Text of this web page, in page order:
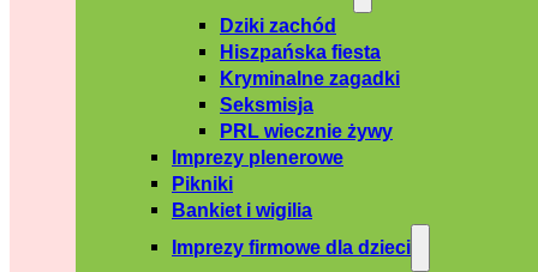
Dziki zachód
Hiszpańska fiesta
Kryminalne zagadki
Seksmisja
PRL wiecznie żywy
Imprezy plenerowe
Pikniki
Bankiet i wigilia
Imprezy firmowe dla dzieci